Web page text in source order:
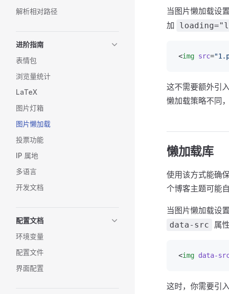
解析相对路径
进阶指南
表情包
浏览量统计
LaTeX
图片灯箱
图片懒加载
投票功能
IP 属地
多语言
开发文档
配置文档
环境变量
配置文件
界面配置
当图片懒加载设
加
<img src=
这不需要额外引
懒加载策略不同
懒加载库
使用该方式能确
个博客主题可能
当图片懒加载设
data-src 属
<img data-
这时，你需要引